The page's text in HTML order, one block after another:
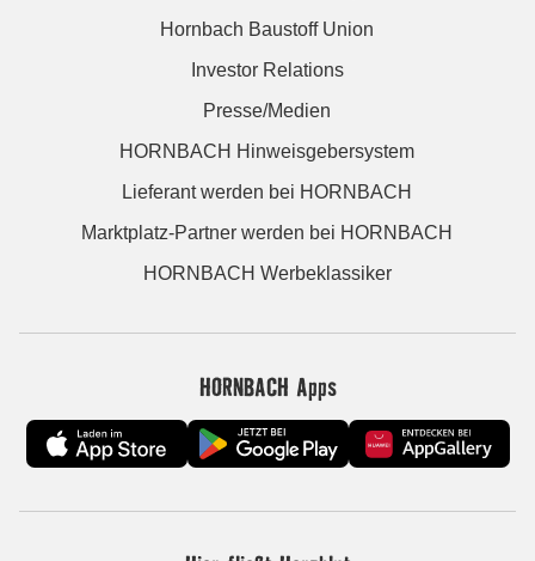
Hornbach Baustoff Union
Investor Relations
Presse/Medien
HORNBACH Hinweisgebersystem
Lieferant werden bei HORNBACH
Marktplatz-Partner werden bei HORNBACH
HORNBACH Werbeklassiker
HORNBACH Apps